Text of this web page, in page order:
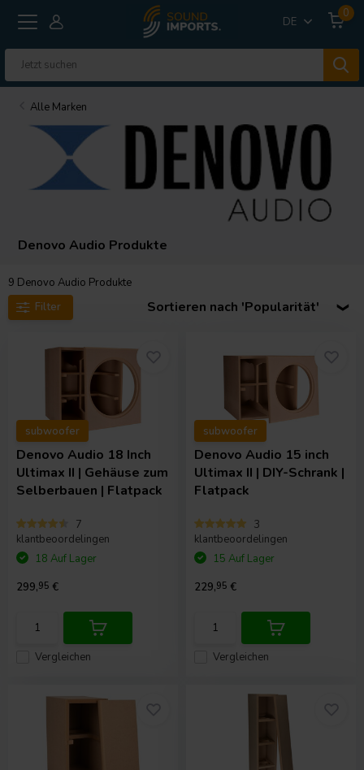
DE
0
Alle Marken
Denovo Audio Produkte
9 Denovo Audio Produkte
Filter
Sortieren nach 'Popularität'
subwoofer
Denovo Audio 18 Inch
Ultimax II | Gehäuse zum
Selberbauen | Flatpack
7
klantbeoordelingen
Vergleichen
18 Auf Lager
299,95 €
subwoofer
Denovo Audio 15 inch
Ultimax II | DIY-Schrank |
Flatpack
3
klantbeoordelingen
Vergleichen
15 Auf Lager
229,95 €